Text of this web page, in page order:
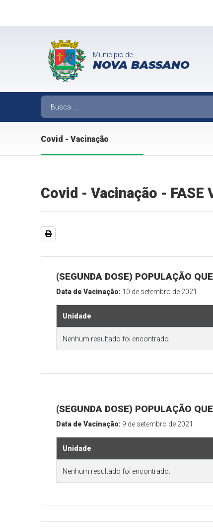
Município de
NOVA BASSANO
Covid - Vacinação
Covid - Vacinação - FASE
(SEGUNDA DOSE) POPULAÇÃO
Data de Vacinação: 10 de setembro de 2021
Unidade
Nenhum resultado foi encontrado.
(SEGUNDA DOSE) POPULAÇÃO
Data de Vacinação: 9 de setembro de 2021
Unidade
Nenhum resultado foi encontrado.